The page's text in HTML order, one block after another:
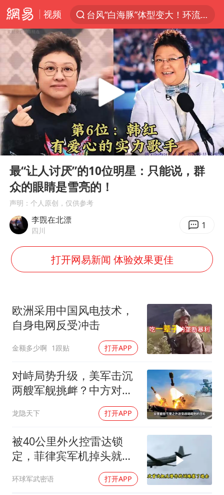
视频
台风“白海豚”体型变大！环流面积接近13个浙江那么大
上半年我国机械工业经济运行稳中有进
汪峰阻止14岁女儿买大牌
女子开一天一夜空调后二氧化碳中毒
泰国校园枪击案死亡人数升至7人
陕西省委书记赶赴柞水县杏坪镇
女孩摆摊卖菌子时收到北大通知书
改名后的“青海拉面”店
四川宜宾市高县发生4.9级地震
河南某医院2.33亿工程串标案细节披露
男子杀人后逃进深山21年活得像野人
公司“上四休三”但要降薪1000元
A股收盘：三大指数均涨超1%
朱雨玲晋级WTT横滨冠军赛女单八强
Play
05:20
最“让人讨厌”的10位明星：只能说，群
众的眼睛是雪亮的！
声明：个人原创，仅供参考
李覴在北漂
四川 1
打开网易新闻 体验效果更佳
欧洲采用中国风电技术，
自身电网反受冲击
金额多少啊 1跟贴 打开APP
对峙局势升级，美军击沉
两艘军舰挑衅？中方对美
龙隐天下 打开APP
被40公里外火控雷达锁
定，菲律宾军机掉头就
跑，欧盟1500万也救不了
场
环球军武密语 打开APP